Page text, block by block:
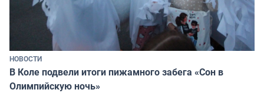
НОВОСТИ
В Коле подвели итоги пижамного забега «Сон в
Олимпийскую ночь»